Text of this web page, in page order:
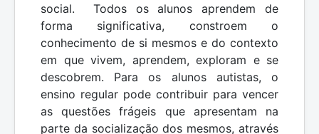
social. Todos os alunos aprendem de
forma significativa, constroem o
conhecimento de si mesmos e do contexto
em que vivem, apren­dem, exploram e se
descobrem. Para os alunos autistas, o
ensino regular pode contribuir para vencer
as questões frágeis que apresentam na
parte da socialização dos mesmos, através